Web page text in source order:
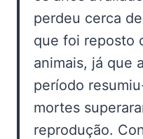
perdeu cerca
que foi reposto
animais, já que
período
mortes
reprodução.